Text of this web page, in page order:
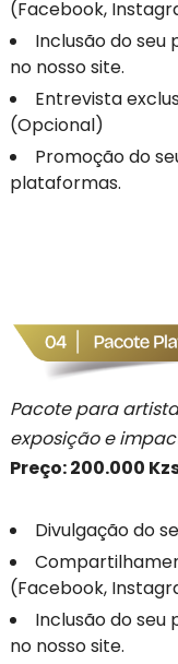
(Facebook,
Inclusão do
no nosso site.
Entrevista
(Opcional)
Promoção do
plataformas.
Pacote para
exposição e
Preço: 200.000
Divulgação do
(Facebook,
Inclusão do
no nosso site.